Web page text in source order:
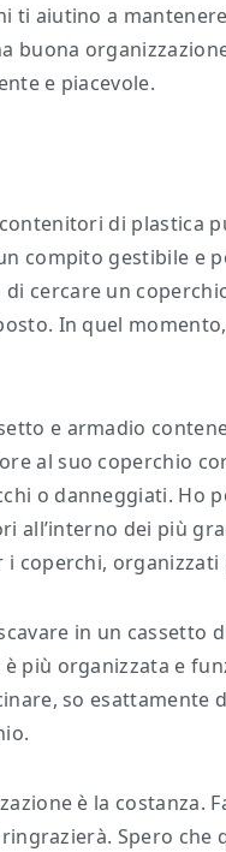
ti aiutino a
buona
e piacevole.
di plastica
compito gestibile e
di cercare un
In quel
e armadio
al suo coperchio
o danneggiati. Ho
all’interno dei più
coperchi,
in un
più organizzata e
so
è la
Spero che